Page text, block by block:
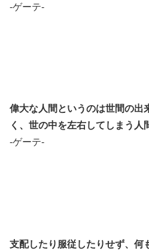
-ゲーテ-
偉大な人間というのは世間の出
く、世の中を左右してしまう人
-ゲーテ-
支配したり服従したりせず、何